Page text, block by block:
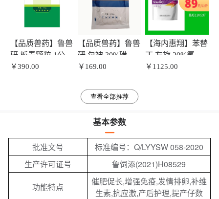
【品质兽药】鲁兽
研 板青颗粒 1公斤
（100g*10袋） 每
￥390.00
【品质兽药】鲁兽
研 包被 30%磺胺
间甲氧嘧啶钠可溶
拌料1-2吨
￥169.00
【海内惠翔】苯替
丁 左旋 20%氟苯
尼考 1kg/袋 固体
￥1125.00
查看全部推荐
基本参数
批准文号
标准编号：Q/LYYSW 058-2020
生产许可证号
鲁饲添(2021)H08529
功能特点
催肥促长,增强免疫,发情排卵,补维
生素,抗应激,产后护理,提产仔数